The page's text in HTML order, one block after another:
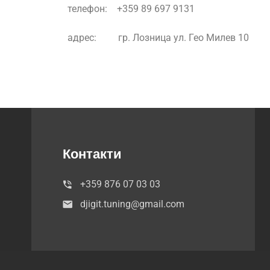
телефон: +359 89 697 9131‬
адрес: гр. Лозница ул. Гео Милев 10
Контакти
+359 876 07 03 03
djigit.tuning@gmail.com